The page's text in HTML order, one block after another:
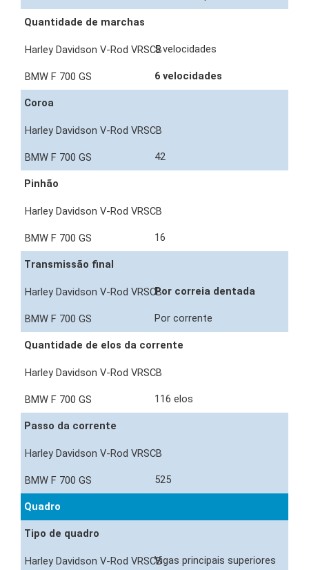
Quantidade de marchas
5 velocidades
6 velocidades
Coroa
42
Pinhão
16
Transmissão final
Por correia dentada
Por corrente
Quantidade de elos da corrente
116 elos
Passo da corrente
525
Quadro
Tipo de quadro
Vigas principais superiores